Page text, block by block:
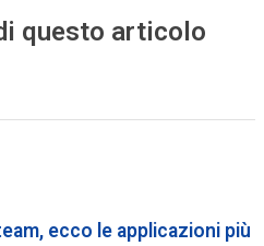
questo articolo
ecco le applicazioni più